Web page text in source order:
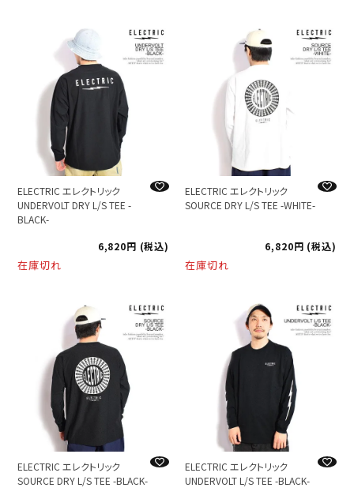
ELECTRIC エレクトリック
UNDERVOLT DRY L/S TEE -
BLACK-
6,820
税込
在庫切れ
ELECTRIC エレクトリック
SOURCE DRY L/S TEE -WHITE-
6,820 税込
在庫切れ
ELECTRIC エレクトリック
SOURCE DRY L/S TEE -BLACK-
ELECTRIC エレクトリック
UNDERVOLT L/S TEE -BLACK-